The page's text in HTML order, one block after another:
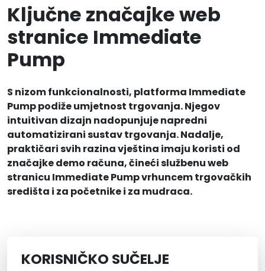
Ključne značajke web
stranice Immediate
Pump
S nizom funkcionalnosti, platforma Immediate
Pump podiže umjetnost trgovanja. Njegov
intuitivan dizajn nadopunjuje napredni
automatizirani sustav trgovanja. Nadalje,
praktičari svih razina vještina imaju koristi od
značajke demo računa, čineći službenu web
stranicu Immediate Pump vrhuncem trgovačkih
središta i za početnike i za mudraca.
KORISNIČKO SUČELJE